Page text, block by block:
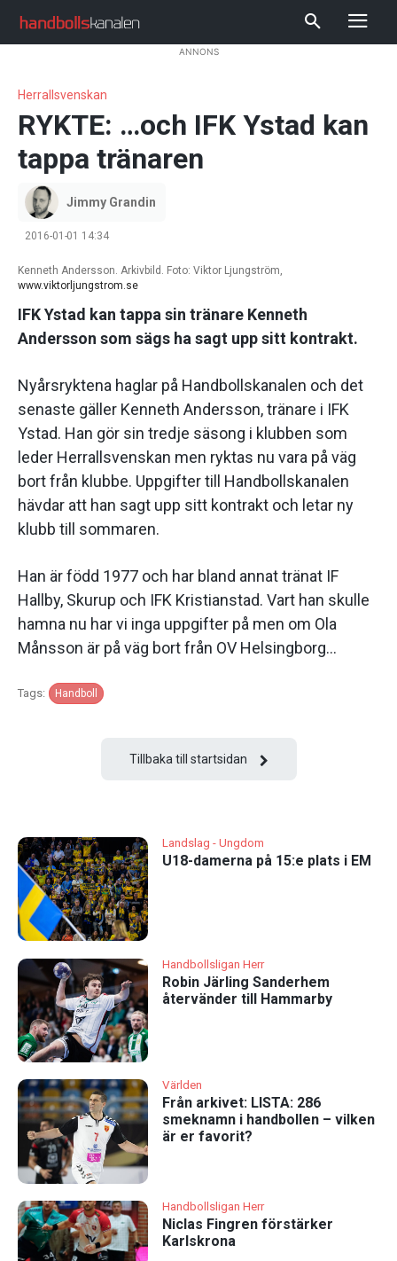
ANNONS
Herrallsvenskan
RYKTE: …och IFK Ystad kan
tappa tränaren
Jimmy Grandin
2016-01-01 14:34
Kenneth Andersson. Arkivbild. Foto: Viktor Ljungström,
www.viktorljungstrom.se
IFK Ystad kan tappa sin tränare Kenneth
Andersson som sägs ha sagt upp sitt kontrakt.
Nyårsryktena haglar på Handbollskanalen och det
senaste gäller Kenneth Andersson, tränare i IFK
Ystad. Han gör sin tredje säsong i klubben som
leder Herrallsvenskan men ryktas nu vara på väg
bort från klubbe. Uppgifter till Handbollskanalen
hävdar att han sagt upp sitt kontrakt och letar ny
klubb till sommaren.
Han är född 1977 och har bland annat tränat IF
Hallby, Skurup och IFK Kristianstad. Vart han skulle
hamna nu har vi inga uppgifter på men om Ola
Månsson är på väg bort från OV Helsingborg…
Tags: Handboll
Tillbaka till startsidan
Landslag - Ungdom
U18-damerna på 15:e plats i EM
Handbollsligan Herr
Robin Järling Sanderhem
återvänder till Hammarby
Världen
Från arkivet: LISTA: 286
smeknamn i handbollen – vilken
är er favorit?
Handbollsligan Herr
Niclas Fingren förstärker
Karlskrona